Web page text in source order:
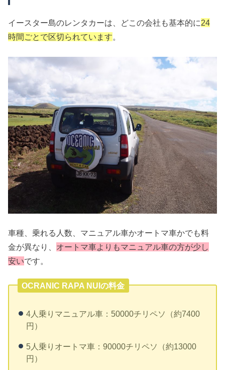
イースター島のレンタカーは、どこの会社も基本的に24
時間ごとで区切られています。
車種、乗れる人数、マニュアル車かオートマ車かでも料
金が異なり、 オートマ車よりもマニュアル車の方が少し
安いです。
OCRANIC RAPA NUIの料金
4人乗りマニュアル車：50000チリペソ（約7400
円）
5人乗りオートマ車：90000チリペソ（約13000
円）